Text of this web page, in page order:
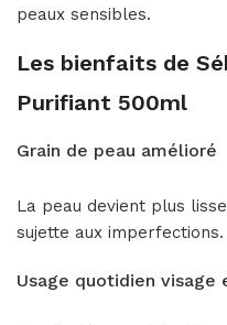
peaux sensibles.
Les bienfaits de
Purifiant 500ml
Grain de peau amélioré
La peau devient plus
sujette aux imperfections.
Usage quotidien visage